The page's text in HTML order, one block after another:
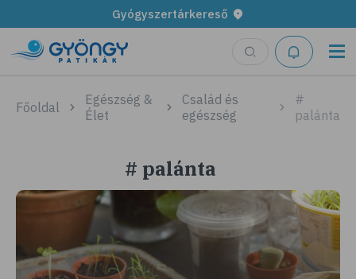
Gyógyszertárkereső
Főoldal
Egészség &
Élet
Család és
egészség
#
palánta
# palánta